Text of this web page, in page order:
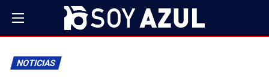
NOTICIAS